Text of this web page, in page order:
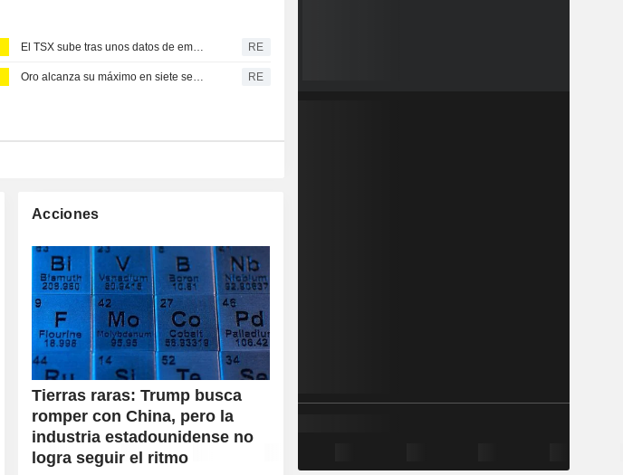
El TSX sube tras unos datos de empleo en EE. UU. que enfrían las expectativas de tipos de la Fed RE
Oro alcanza su máximo en siete semanas tras débiles datos de empleo en EEUU RE
Acciones
Tierras raras: Trump busca
romper con China, pero la
industria estadounidense no
logra seguir el ritmo